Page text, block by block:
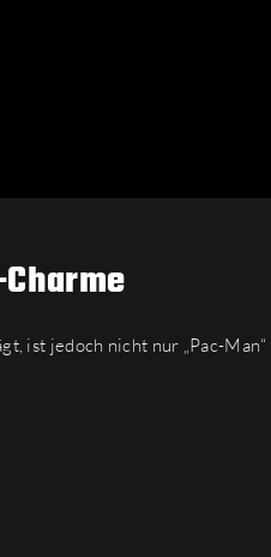
ist jedoch nicht nur „Pac-